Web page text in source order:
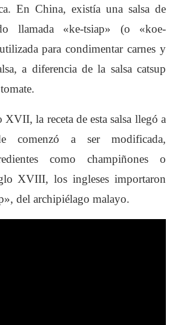
En China, existía una salsa de
llamada «ke-tsiap» (o «koe-
para condimentar carnes y
a diferencia de la salsa catsup
la receta de esta salsa llegó a
comenzó a ser modificada,
como champiñones o
XVIII, los ingleses importaron
del archipiélago malayo.